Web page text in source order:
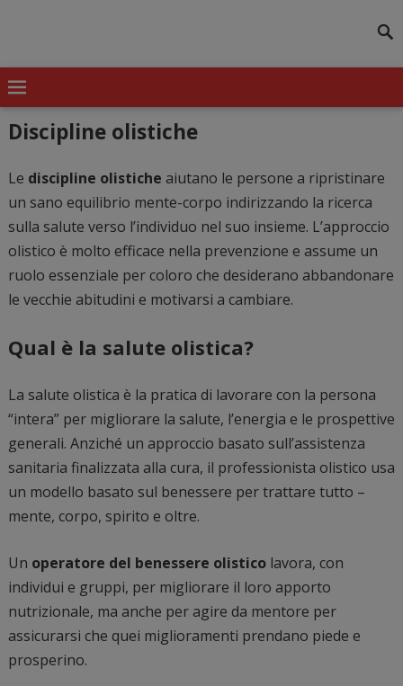
Discipline olistiche
Le discipline olistiche aiutano le persone a ripristinare
un sano equilibrio mente-corpo indirizzando la ricerca
sulla salute verso l’individuo nel suo insieme. L’approccio
olistico è molto efficace nella prevenzione e assume un
ruolo essenziale per coloro che desiderano abbandonare
le vecchie abitudini e motivarsi a cambiare.
Qual è la salute olistica?
La salute olistica è la pratica di lavorare con la persona
“intera” per migliorare la salute, l’energia e le prospettive
generali. Anziché un approccio basato sull’assistenza
sanitaria finalizzata alla cura, il professionista olistico usa
un modello basato sul benessere per trattare tutto –
mente, corpo, spirito e oltre.
Un operatore del benessere olisticolavora, con
individui e gruppi, per migliorare il loro apporto
nutrizionale, ma anche per agire da mentore per
assicurarsi che quei miglioramenti prendano piede e
prosperino.